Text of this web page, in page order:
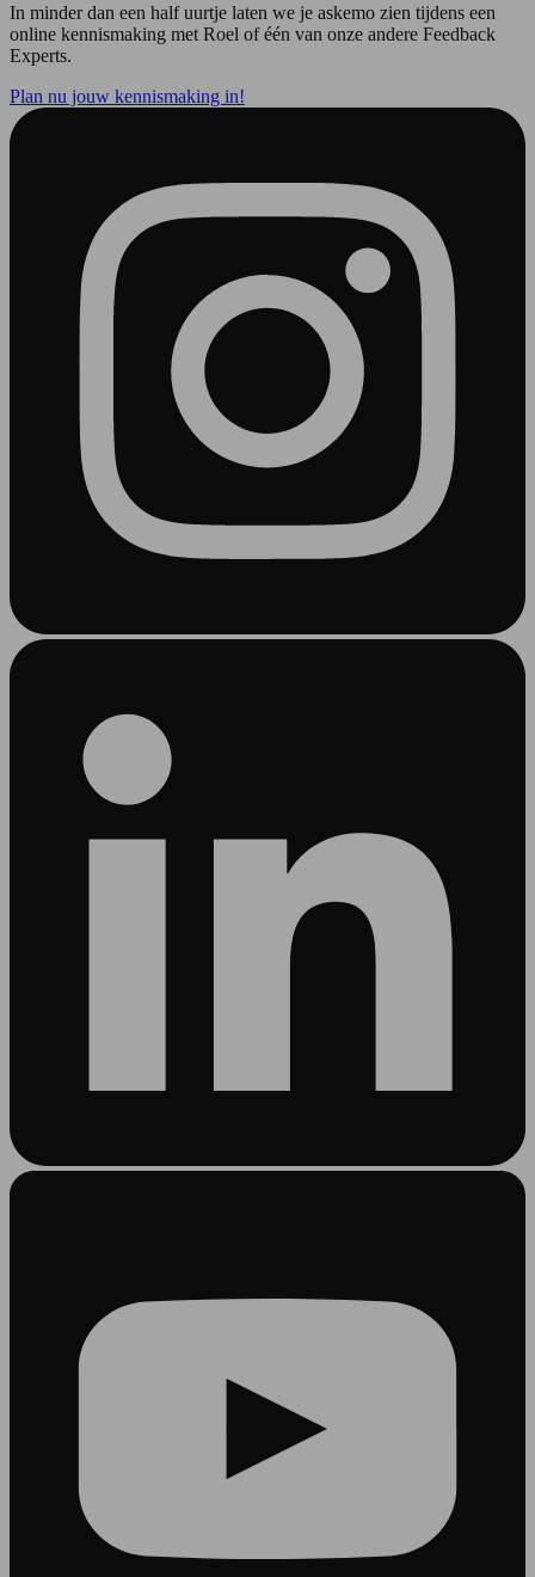
In minder dan een half uurtje laten we je askemo zien tijdens een
online kennismaking met Roel of één van onze andere Feedback
Experts.
Plan nu jouw kennismaking in!